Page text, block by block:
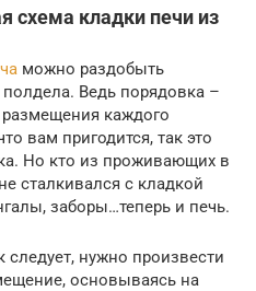
схема кладки печи из
можно раздобыть
Ведь порядовка –
размещения каждого
вам пригодится, так это
Но кто из проживающих в
сталкивался с кладкой
заборы…теперь и печь.
нужно произвести
основываясь на